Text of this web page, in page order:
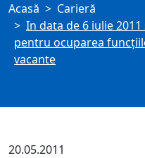
Acasă
Carieră
In data de 6 iulie
pentru ocuparea
vacante
20.05.2011